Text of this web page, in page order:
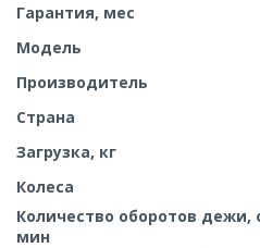
Гарантия, мес
Модель
Производитель
Страна
Загрузка, кг
Колеса
Количество оборотов дежи,
мин